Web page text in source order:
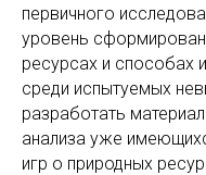
первичного
уровень
ресурсах и способах
среди испытуемых
разработать
анализа уже
игр о природных